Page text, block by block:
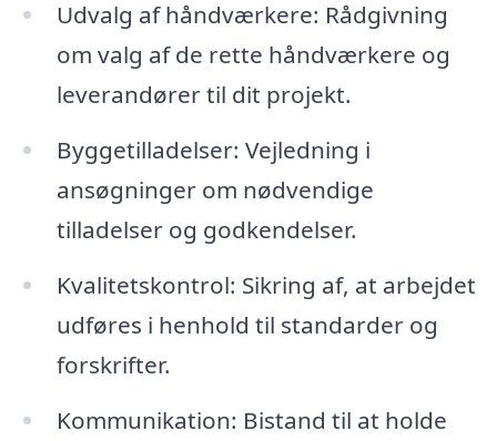
Udvalg af håndværkere: Rådgivning
om valg af de rette håndværkere og
leverandører til dit projekt.
Byggetilladelser: Vejledning i
ansøgninger om nødvendige
tilladelser og godkendelser.
Kvalitetskontrol: Sikring af, at arbejdet
udføres i henhold til standarder og
forskrifter.
Kommunikation: Bistand til at holde